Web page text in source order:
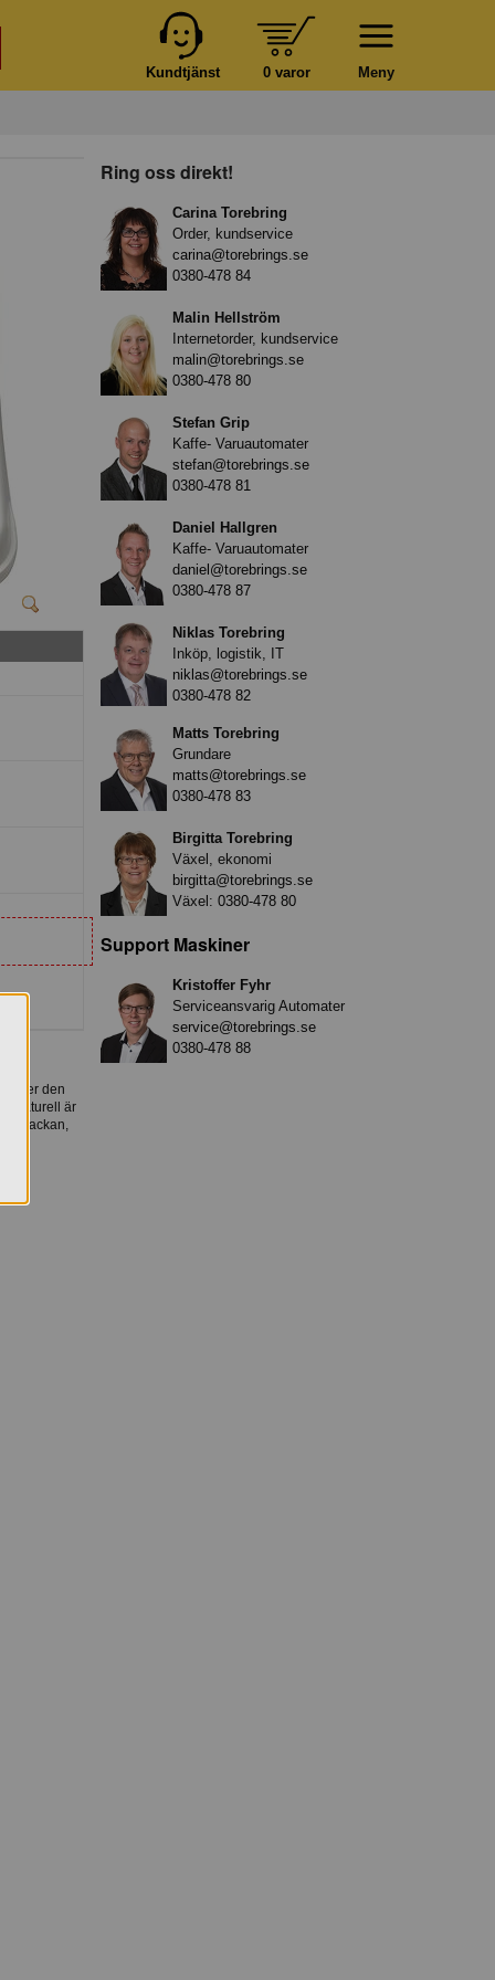
Meny
0 varor
Kundtjänst
låter den
Naturell är
Ring oss direkt!
Carina Torebring
Order, kundservice
carina@torebrings.se
0380-478 84
Malin Hellström
Internetorder, kundservice
malin@torebrings.se
0380-478 80
Stefan Grip
Kaffe- Varuautomater
stefan@torebrings.se
0380-478 81
Daniel Hallgren
Kaffe- Varuautomater
daniel@torebrings.se
0380-478 87
Niklas Torebring
Inköp, logistik, IT
niklas@torebrings.se
0380-478 82
Matts Torebring
Grundare
matts@torebrings.se
0380-478 83
Birgitta Torebring
Växel, ekonomi
birgitta@torebrings.se
Växel: 0380-478 80
Support Maskiner
Kristoffer Fyhr
Serviceansvarig Automater
service@torebrings.se
0380-478 88